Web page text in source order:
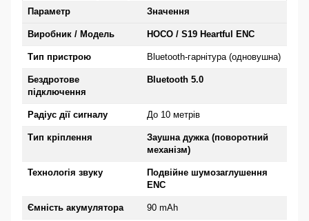
Параметр Значення
Виробник / Модель HOCO / S19 Heartful ENC
Тип пристрою Bluetooth-гарнітура (одновушна)
Бездротове
підключення
Bluetooth 5.0
Радіус дії сигналу До 10 метрів
Тип кріплення
Заушна дужка (поворотний
механізм)
Технологія звуку
Подвійне шумозаглушення
ENC
Ємність акумулятора 90 mAh